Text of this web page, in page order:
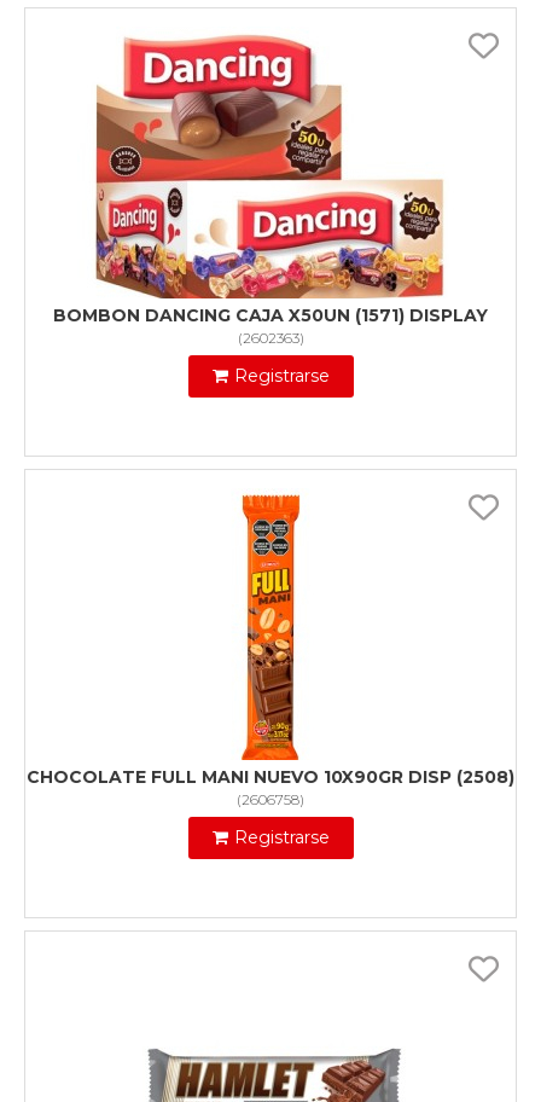
BOMBON DANCING CAJA X50UN (1571) DISPLAY
(2602363)
Registrarse
CHOCOLATE FULL MANI NUEVO 10X90GR DISP (2508)
(2606758)
Registrarse